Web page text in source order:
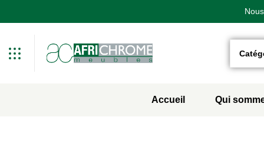
Accueil Qui
Two Columns